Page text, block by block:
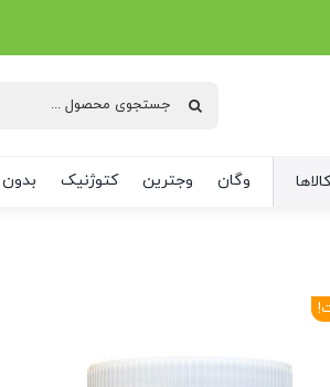
جستجو
وگان وجترین کتوژنیک